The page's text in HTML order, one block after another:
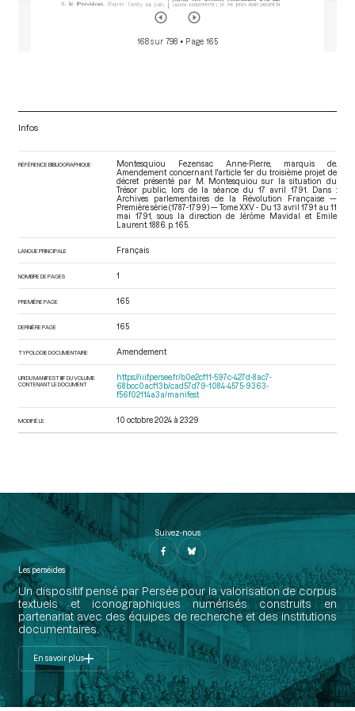
168 sur 798 • Page 165
Infos
RÉFÉRENCE BIBLIOGRAPHIQUE
Montesquiou Fezensac Anne-Pierre, marquis de.
Amendement concernant l'article 1er du troisième projet de
décret présenté par M. Montesquiou sur la situation du
Trésor public, lors de la séance du 17 avril 1791. Dans :
Archives parlementaires de la Révolution Française —
Première série (1787-1799) — Tome XXV - Du 13 avril 1791 au 11
mai 1791
, sous la direction de Jérôme Mavidal et Emile
Laurent. 1886. p. 165.
LANGUE PRINCIPALE Français
NOMBRE DE PAGES 1
PREMIÈRE PAGE 165
DERNIÈRE PAGE 165
TYPOLOGIE DOCUMENTAIRE Amendement
URI DU MANIFEST IIIF DU VOLUME
CONTENANT LE DOCUMENT
https://iiif.persee.fr/b0e2cf11-597c-427d-8ac7-
68bcc0acf13b/cad57d79-1084-4575-9363-
f56f02114a3a/manifest
MODIFIÉ LE 10 octobre 2024 à 23:29
Suivez-nous
Les perséides
Un dispositif pensé par Persée pour la valorisation de corpus
textuels et iconographiques numérisés construits en
partenariat avec des équipes de recherche et des institutions
documentaires.
En savoir plus